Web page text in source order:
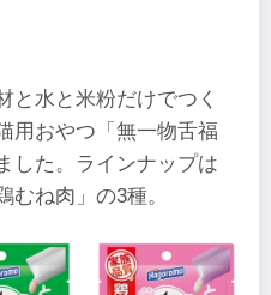
と水と米粉だけでつく
用おやつ「無一物舌福
した。ラインナップは
むね肉」の3種。